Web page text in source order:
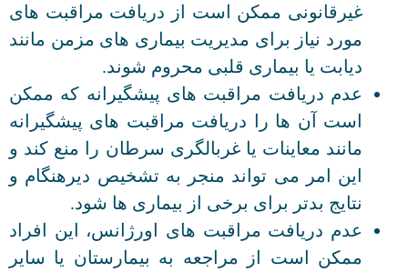
غیرقانونی ممکن است از دریافت مراقبت های
مورد نیاز برای مدیریت بیماری های مزمن مانند
دیابت یا بیماری قلبی محروم شوند.
عدم دریافت مراقبت های پیشگیرانه که ممکن
است آن ها را دریافت مراقبت های پیشگیرانه
مانند معاینات یا غربالگری سرطان را منع کند و
این امر می تواند منجر به تشخیص دیرهنگام و
نتایج بدتر برای برخی از بیماری ها شود.
عدم دریافت مراقبت های اورژانس، این افراد
ممکن است از مراجعه به بیمارستان یا سایر